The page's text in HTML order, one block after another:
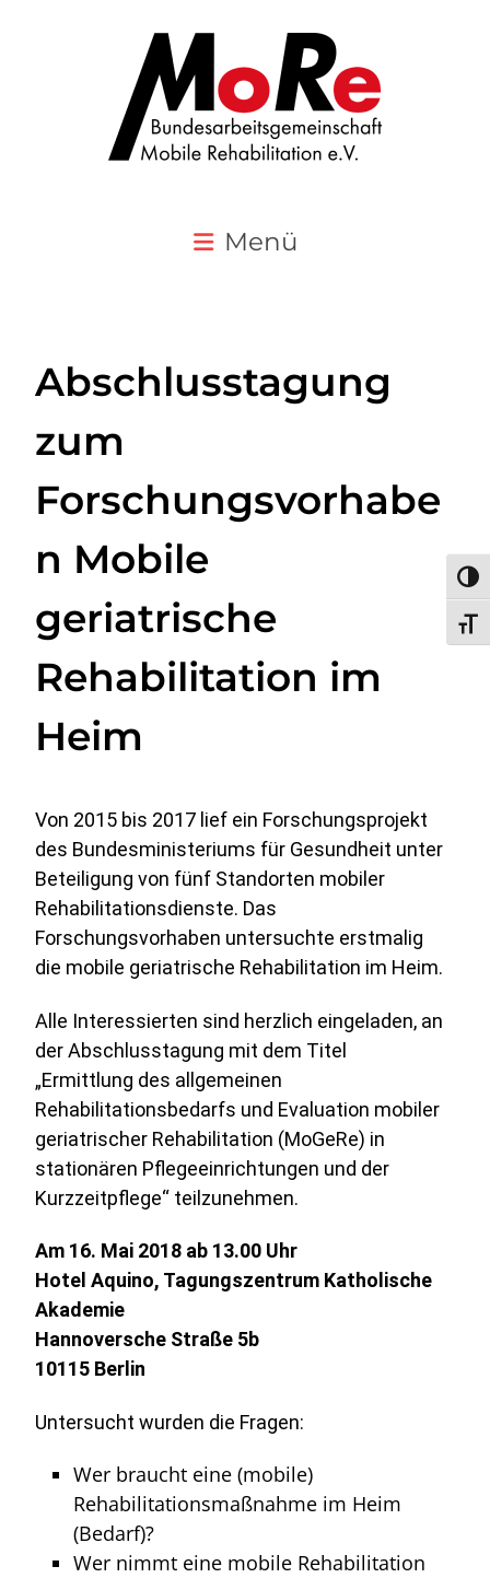
Menü
Abschlusstagung
zum
Forschungsvorhabe
n Mobile
geriatrische
Rehabilitation im
Heim
Von 2015 bis 2017 lief ein Forschungsprojekt
des Bundesministeriums für Gesundheit unter
Beteiligung von fünf Standorten mobiler
Rehabilitationsdienste. Das
Forschungsvorhaben untersuchte erstmalig
die mobile geriatrische Rehabilitation im Heim.
Alle Interessierten sind herzlich eingeladen, an
der Abschlusstagung mit dem Titel
„Ermittlung des allgemeinen
Rehabilitationsbedarfs und Evaluation mobiler
geriatrischer Rehabilitation (MoGeRe) in
stationären Pflegeeinrichtungen und der
Kurzzeitpflege“ teilzunehmen.
Am 16. Mai 2018 ab 13.00 Uhr
Hotel Aquino, Tagungszentrum Katholische
Akademie
Hannoversche Straße 5b
10115 Berlin
Untersucht wurden die Fragen:
Wer braucht eine (mobile)
Rehabilitationsmaßnahme im Heim
(Bedarf)?
Wer nimmt eine mobile Rehabilitation